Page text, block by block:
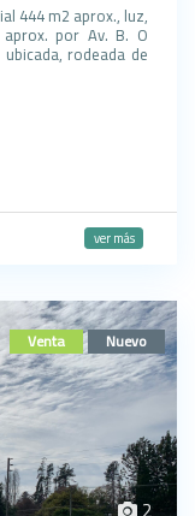
444 m2 aprox., luz,
por Av. B. O
rodeada de
ver más
Venta Nuevo